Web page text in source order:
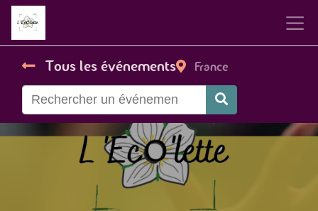
Tous les événements France